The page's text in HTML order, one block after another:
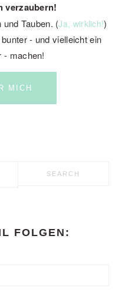
verzaubern!
Tauben. (Ja, wirklich!)
- und vielleicht ein
- machen!
MICH
FOLGEN: